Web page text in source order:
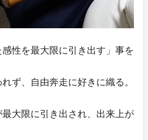
感性を最大限に引き出す」事を
ず、自由奔走に好きに織る。
大限に引き出され、出来上が